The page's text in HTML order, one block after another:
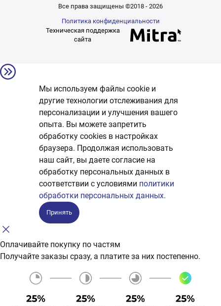
Все права защищены ©2018 - 2026
Политика конфиденциальности
Техническая поддержка
сайта
Мы используем файлы cookie и
другие технологии отслеживания для
персонализации и улучшения вашего
опыта. Вы можете запретить
обработку сookies в настройках
браузера. Продолжая использовать
наш сайт, вы даете согласие на
обработку персональных данных в
соответствии с условиями политики
обработки персональных данных.
Принять
Оплачивайте покупку по частям
Получайте заказы сразу, а платите за них постепенно.